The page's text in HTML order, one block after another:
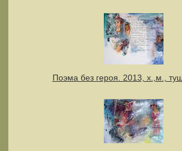
Поэма без героя. 2013, х.,м.,